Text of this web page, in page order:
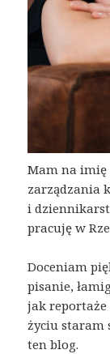
Mam na imię
zarządzania
i
pracuję w
Doceniam
pisanie,
jak reportaże
życiu staram
ten blog.